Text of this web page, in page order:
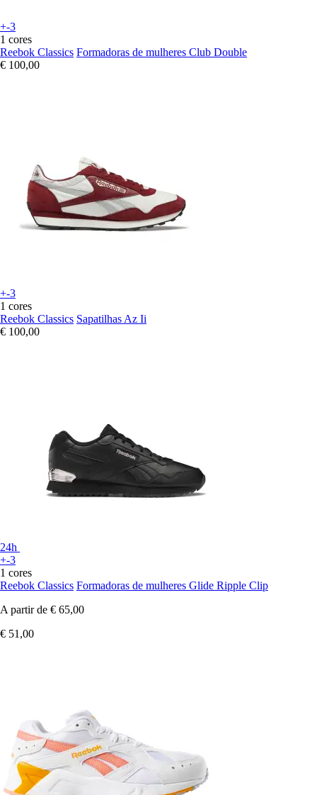
+-3
1 cores
Reebok Classics Formadoras de mulheres Club Double
€ 100,00
+-3
1 cores
Reebok Classics Sapatilhas Az Ii
€ 100,00
24h
+-3
1 cores
Reebok Classics Formadoras de mulheres Glide Ripple Clip
A partir de € 65,00
€ 51,00